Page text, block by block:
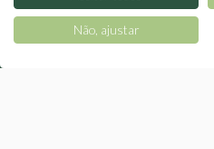
SOBRE O CELEIRO
Não, ajustar